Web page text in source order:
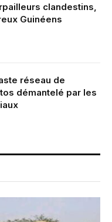
clandestins,
Guinéens
réseau de
démantelé par les